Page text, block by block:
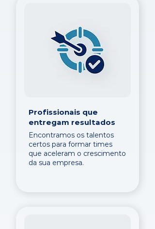
Profissionais que
entregam resultados
Encontramos os talentos
certos para formar times
que aceleram o crescimento
da sua empresa.